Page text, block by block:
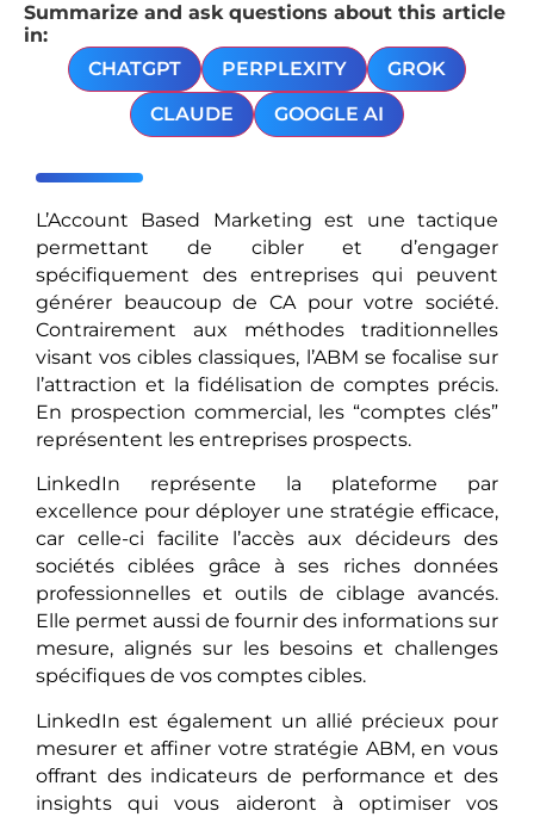
Summarize and ask questions about this article
in:
CHATGPT
PERPLEXITY
GROK
CLAUDE
GOOGLE AI
L’Account Based Marketing est une tactique
permettant de cibler et d’engager
spécifiquement des entreprises qui peuvent
générer beaucoup de CA pour votre société.
Contrairement aux méthodes traditionnelles
visant vos cibles classiques, l’ABM se focalise sur
l’attraction et la fidélisation de comptes précis.
En prospection commercial, les “comptes clés”
représentent les entreprises prospects.
LinkedIn représente la plateforme par
excellence pour déployer une stratégie efficace,
car celle-ci facilite l’accès aux décideurs des
sociétés ciblées grâce à ses riches données
professionnelles et outils de ciblage avancés.
Elle permet aussi de fournir des informations sur
mesure, alignés sur les besoins et challenges
spécifiques de vos comptes cibles.
LinkedIn est également un allié précieux pour
mesurer et affiner votre stratégie ABM, en vous
offrant des indicateurs de performance et des
insights qui vous aideront à optimiser vos